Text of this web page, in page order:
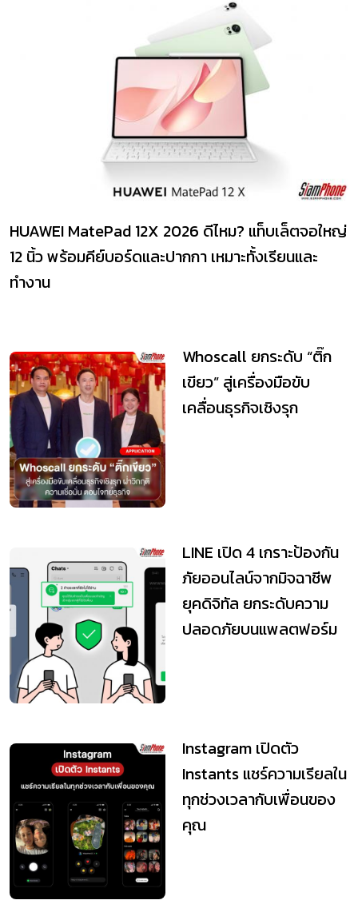
HUAWEI MatePad 12X 2026 ดีไหม? แท็บเล็ตจอใหญ่
12 นิ้ว พร้อมคีย์บอร์ดและปากกา เหมาะทั้งเรียนและ
ทำงาน
Whoscall ยกระดับ “ติ๊ก
เขียว” สู่เครื่องมือขับ
เคลื่อนธุรกิจเชิงรุก
LINE เปิด 4 เกราะป้องกัน
ภัยออนไลน์จากมิจฉาชีพ
ยุคดิจิทัล ยกระดับความ
ปลอดภัยบนแพลตฟอร์ม
Instagram เปิดตัว
Instants แชร์ความเรียลใน
ทุกช่วงเวลากับเพื่อนของ
คุณ